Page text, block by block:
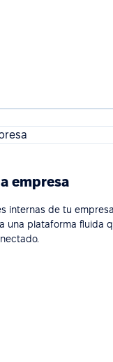
empresa
internas de tu
una plataforma fluida